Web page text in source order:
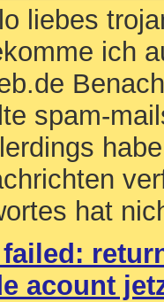
liebes
ich
spam-
hat
acount